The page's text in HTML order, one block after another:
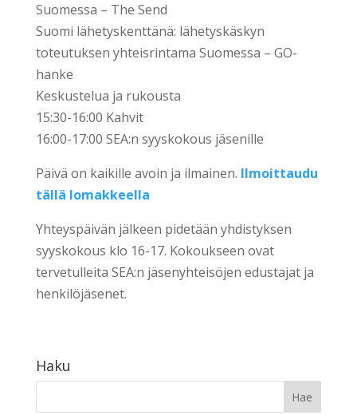
Suomessa – The Send
Suomi lähetyskenttänä: lähetyskäskyn
toteutuksen yhteisrintama Suomessa – GO-
hanke
Keskustelua ja rukousta
15:30-16:00 Kahvit
16:00-17:00 SEA:n syyskokous jäsenille
Päivä on kaikille avoin ja ilmainen. Ilmoittaudu
tällä lomakkeella
Yhteyspäivän jälkeen pidetään yhdistyksen
syyskokous klo 16-17. Kokoukseen ovat
tervetulleita SEA:n jäsenyhteisöjen edustajat ja
henkilöjäsenet.
Haku